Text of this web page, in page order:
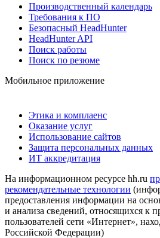
Производственный календарь
Требования к ПО
Безопасный HeadHunter
HeadHunter API
Поиск работы
Поиск по резюме
Мобильное приложение
Этика и комплаенс
Оказание услуг
Использование сайтов
Защита персональных данных
ИТ аккредитация
На информационном ресурсе hh.ru
рекомендательные технологии
предоставления информации на
и анализа сведений, относящихся к
пользователей сети «Интернет»,
Российской Федерации)